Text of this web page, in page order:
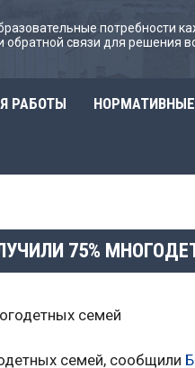
потребности
связи для решения
РАБОТЫ
75%
семей, сообщили